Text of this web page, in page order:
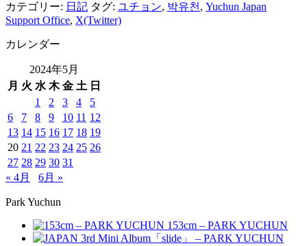
カテゴリー: 日記 タグ: ユチョン, 박유천 , Yuchun Japan
Support Office, X(Twitter)
カレンダー
2024年5月
月 火 水 木 金 土 日
1
2 3 4
5
6
7 8 9 10 11 12
13 14 15 16 17 18 19
20 21 22 23 24 25 26
27 28 29 30 31
« 4月
6月 »
Park Yuchun
153cm – PARK YUCHUN